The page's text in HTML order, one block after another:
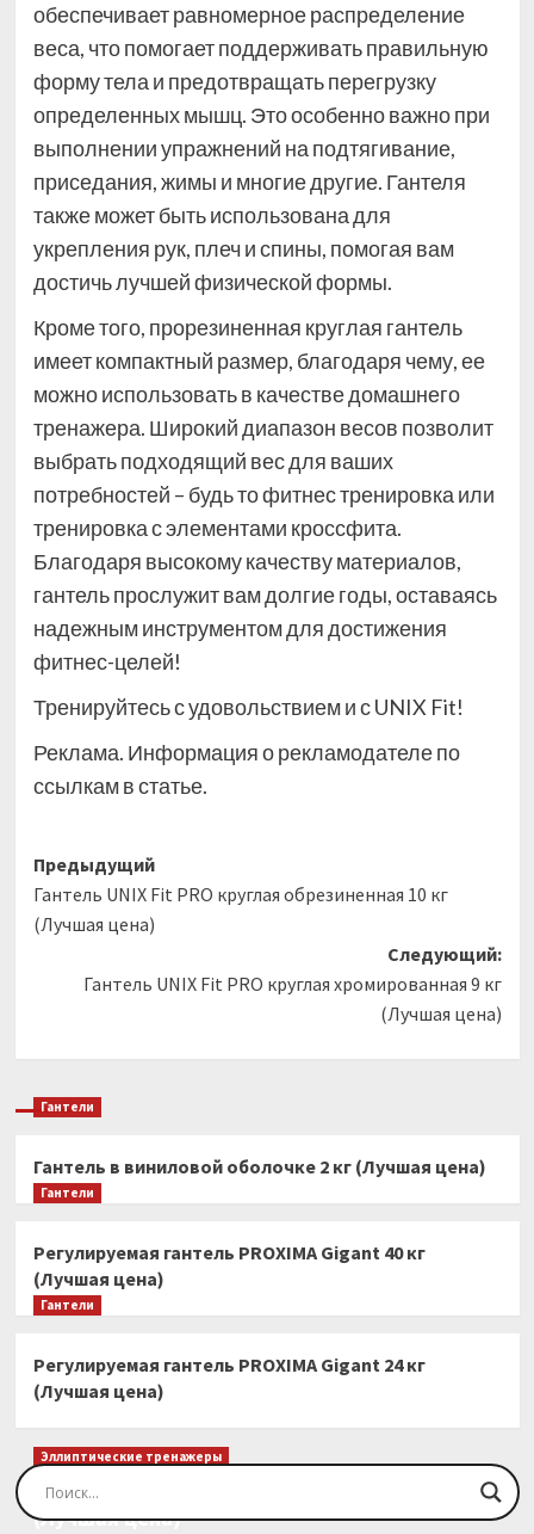
обеспечивает равномерное распределение
веса, что помогает поддерживать правильную
форму тела и предотвращать перегрузку
определенных мышц. Это особенно важно при
выполнении упражнений на подтягивание,
приседания, жимы и многие другие. Гантеля
также может быть использована для
укрепления рук, плеч и спины, помогая вам
достичь лучшей физической формы.
Кроме того, прорезиненная круглая гантель
имеет компактный размер, благодаря чему, ее
можно использовать в качестве домашнего
тренажера. Широкий диапазон весов позволит
выбрать подходящий вес для ваших
потребностей – будь то фитнес тренировка или
тренировка с элементами кроссфита.
Благодаря высокому качеству материалов,
гантель прослужит вам долгие годы, оставаясь
надежным инструментом для достижения
фитнес-целей!
Тренируйтесь с удовольствием и с UNIX Fit!
Реклама. Информация о рекламодателе по
ссылкам в статье.
Навигация
записи
Предыдущий
Гантель UNIX Fit PRO круглая обрезиненная 10 кг
(Лучшая цена)
Следующий:
Гантель UNIX Fit PRO круглая хромированная 9 кг
(Лучшая цена)
Гантели
Гантель в виниловой оболочке 2 кг (Лучшая цена)
Гантели
Регулируемая гантель PROXIMA Gigant 40 кг
(Лучшая цена)
Гантели
Регулируемая гантель PROXIMA Gigant 24 кг
(Лучшая цена)
Эллиптические тренажеры
Эллиптический тренажер EVO FITNESS Orion
(Лучшая цена)